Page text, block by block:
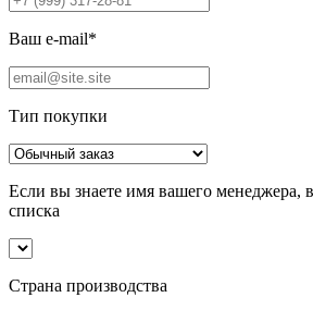
Ваш e-mail*
Тип покупки
Если вы знаете имя вашего менеджера,
списка
Страна производства